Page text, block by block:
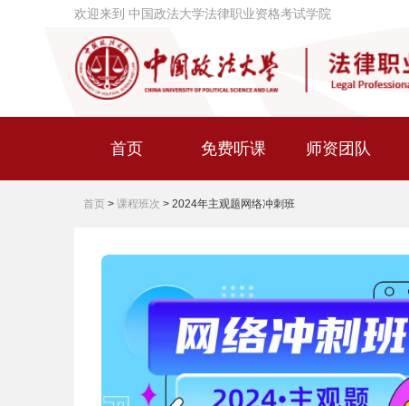
欢迎来到 中国政法大学法律职业资格考试学院
首页 免费听课 师资团队
首页 > 课程班次 > 2024年主观题网络冲刺班